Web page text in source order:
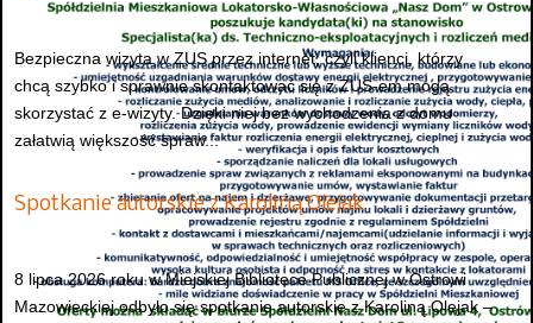
Bezpieczna wizyta w ZUS przez internet, czyli klienci, którzy
chcą szybko i sprawnie skontaktować się z ZUS-em mogą
skorzystać z e-wizyty. Dzięki niej bez wychodzenia z domu
załatwią większość spraw...
Spotkanie autorskie z Karoliną Olejak
8 lipca 2026 roku w Miejskiej Bibliotece Publicznej w Ostrowi
Mazowieckiej odbyło się spotkanie autorskie z Karoliną Olejak –